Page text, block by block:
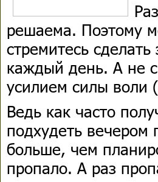
решаема. Поэтому
стремитесь
каждый день. А не
усилием силы воли
Ведь как часто
подхудеть вечером
больше, чем
пропало. А раз